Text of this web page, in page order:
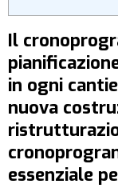
Il
in ogni
nuova
essenziale